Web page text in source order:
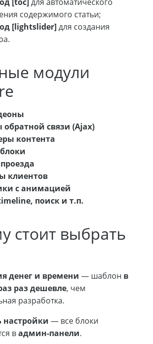
содержимого статьи;
[lightslider]для создания
модули
связи (Ajax)
контента
клиентов
с анимацией
поиск и т.п.
стоит выбрать
денег и времени — шаблон в
раз дешевле, чем
разработка.
настройки — все блоки
вадмин-панели.